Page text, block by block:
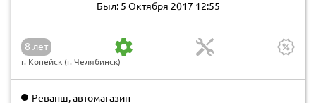
Был: 5 Октября 2017 12:55
8 лет
г. Копейск (г. Челябинск)
Реванш, автомагазин